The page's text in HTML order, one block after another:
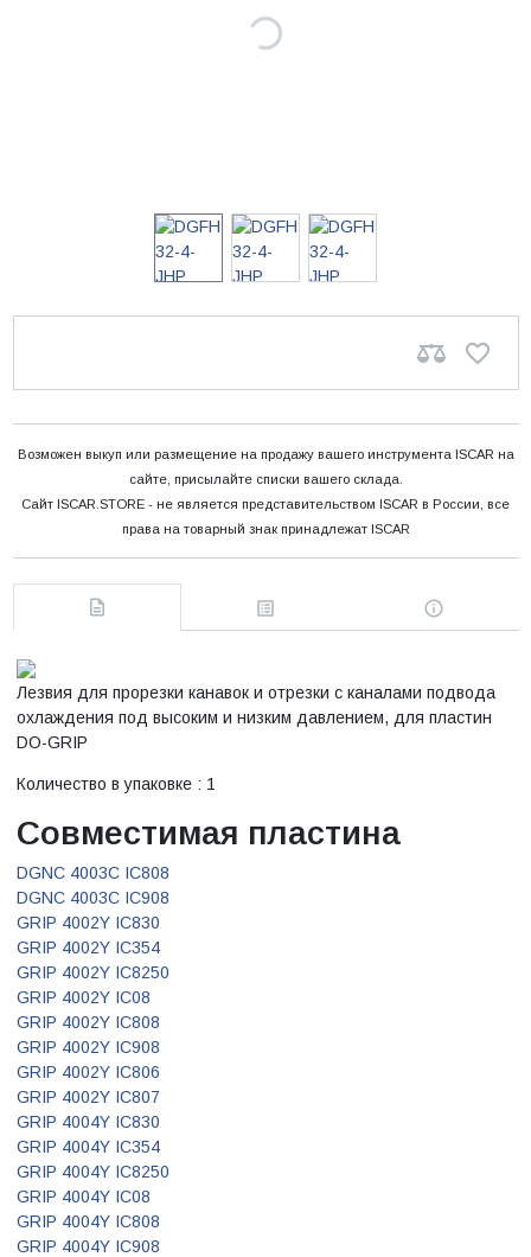
Возможен выкуп или размещение на продажу вашего инструмента ISCAR на
сайте, присылайте списки вашего склада.
Сайт ISCAR.STORE - не является представительством ISCAR в России, все
права на товарный знак принадлежат ISCAR
Лезвия для прорезки канавок и отрезки с каналами подвода
охлаждения под высоким и низким давлением, для пластин
DO-GRIP
Количество в упаковке : 1
Совместимая пластина
DGNC 4003C IC808
DGNC 4003C IC908
GRIP 4002Y IC830
GRIP 4002Y IC354
GRIP 4002Y IC8250
GRIP 4002Y IC08
GRIP 4002Y IC808
GRIP 4002Y IC908
GRIP 4002Y IC806
GRIP 4002Y IC807
GRIP 4004Y IC830
GRIP 4004Y IC354
GRIP 4004Y IC8250
GRIP 4004Y IC08
GRIP 4004Y IC808
GRIP 4004Y IC908